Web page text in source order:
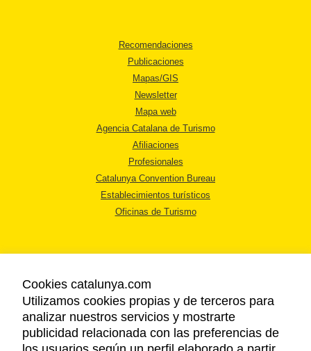
Recomendaciones
Publicaciones
Mapas/GIS
Newsletter
Mapa web
Agencia Catalana de Turismo
Afiliaciones
Profesionales
Catalunya Convention Bureau
Establecimientos turísticos
Oficinas de Turismo
AVISO LEGAL
POLÍTICA DE PRIVACIDAD
COOKIES
Cookies catalunya.com
Utilizamos cookies propias y de terceros para
analizar nuestros servicios y mostrarte
publicidad relacionada con las preferencias de